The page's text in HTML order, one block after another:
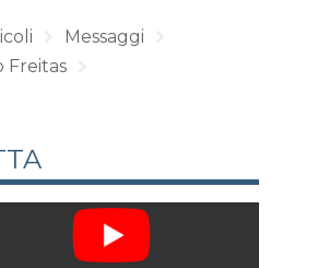
Messaggi
Freitas